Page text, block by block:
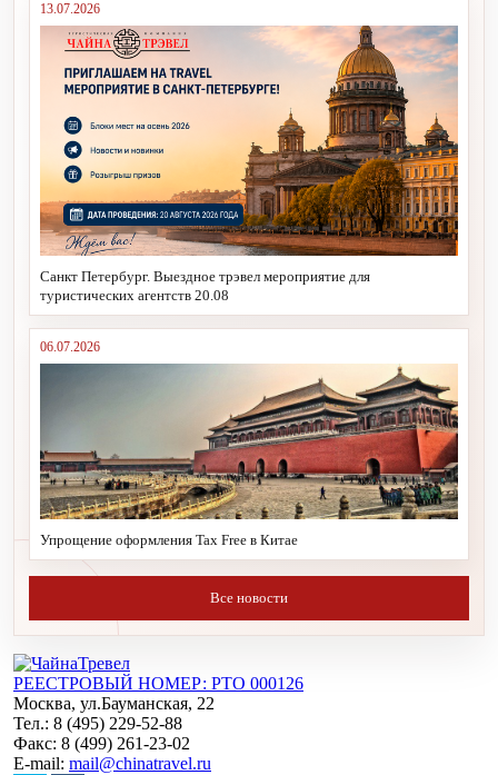
13.07.2026
Санкт Петербург. Выездное трэвел мероприятие для
туристических агентств 20.08
06.07.2026
Упрощение оформления Tax Free в Китае
Все новости
РЕЕСТРОВЫЙ НОМЕР: РТО 000126
Москва, ул.Бауманская, 22
Тел.: 8 (495) 229-52-88
Факс: 8 (499) 261-23-02
E-mail: mail@chinatravel.ru